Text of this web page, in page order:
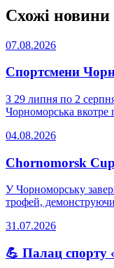
Схожі новини
07.08.2026
Спортсмени
З 29 липня по 2
Чорноморська вкотре
04.08.2026
Chornomorsk
У Чорноморську
трофей,
31.07.2026
💪 Палац спорту